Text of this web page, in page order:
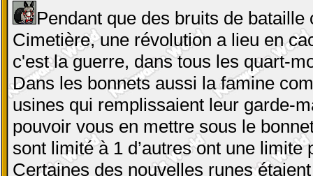
Pendant que des bruits de
Cimetière, une révolution a lieu en
c'est la guerre, dans tous les quart-
Dans les bonnets aussi la famine
usines qui remplissaient leur garde-
pouvoir vous en mettre sous le
sont limité à 1 d’autres ont une limite
Certaines des nouvelles runes